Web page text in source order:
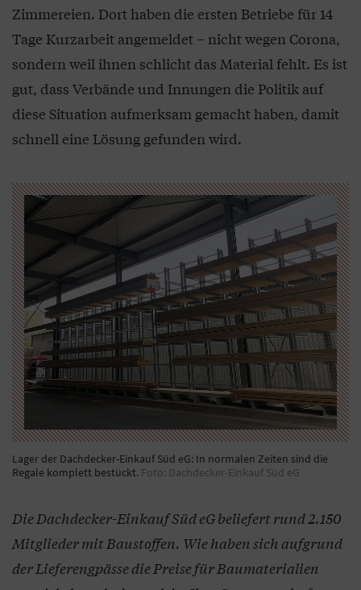
Zimmereien. Dort haben die ersten Betriebe für 14
Tage Kurzarbeit angemeldet – nicht wegen Corona,
sondern weil ihnen schlicht das Material fehlt. Es ist
gut, dass Verbände und Innungen die Politik auf
diese Situation aufmerksam gemacht haben, damit
schnell eine Lösung gefunden wird.
Lager der Dachdecker-Einkauf Süd eG: In normalen Zeiten sind die
Regale komplett bestückt. Foto: Dachdecker-Einkauf Süd eG
Die Dachdecker-Einkauf Süd eG beliefert rund 2.150
Mitglieder mit Baustoffen. Wie haben sich aufgrund
der Lieferengpässe die Preise für Baumaterialien